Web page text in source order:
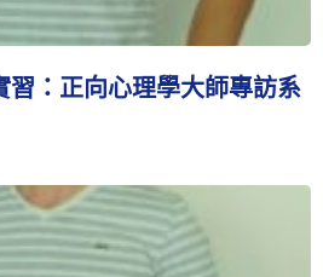
習：正向心理學大師專訪系